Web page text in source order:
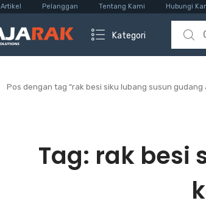
Artikel Pelanggan Tentang Kami Hubungi
Kategori
Search
Pos dengan tag “rak besi siku lubang susun
Tag: rak besi